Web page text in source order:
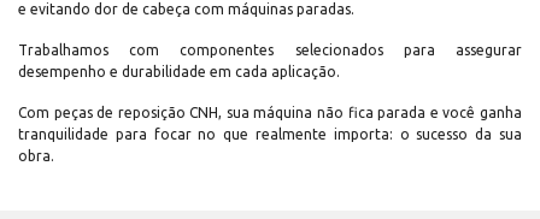
e evitando dor de cabeça com máquinas paradas.
Trabalhamos com componentes selecionados para assegurar
desempenho e durabilidade em cada aplicação.
Com peças de reposição CNH, sua máquina não fica parada e você ganha
tranquilidade para focar no que realmente importa: o sucesso da sua
obra.